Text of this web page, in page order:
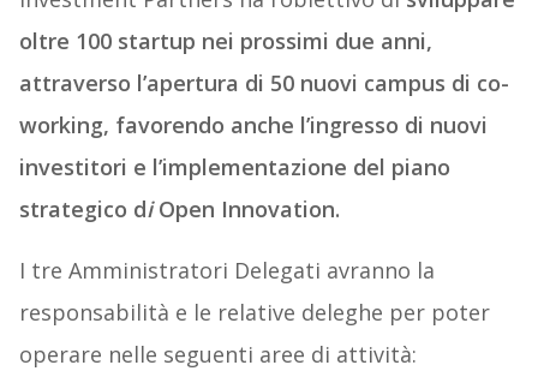
oltre 100 startup nei prossimi due anni,
attraverso l’apertura di 50 nuovi campus di co-
working, favorendo anche l’ingresso di nuovi
investitori e l’implementazione del piano
strategico diOpen Innovation.
I tre Amministratori Delegati avranno la
responsabilità e le relative deleghe per poter
operare nelle seguenti aree di attività: